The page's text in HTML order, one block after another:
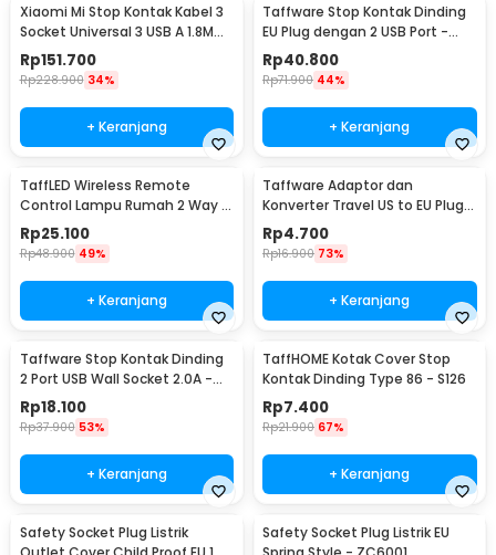
Xiaomi Mi Stop Kontak Kabel 3
Socket Universal 3 USB A 1.8M
250V 2500W - XMCXB01QMN
(ORIGINAL)
Rp151.700
Rp228.900 34%
+ Keranjang
Taffware Stop Kontak Dinding
EU Plug dengan 2 USB Port -
SCN2
Rp40.800
Rp71.900 44%
+ Keranjang
TaffLED Wireless Remote
Control Lampu Rumah 2 Way -
YAM802
Rp25.100
Rp48.900 49%
+ Keranjang
Taffware Adaptor dan
Konverter Travel US to EU Plug
10A 250V 1 PCS - WN-20
Rp4.700
Rp16.900 73%
+ Keranjang
Taffware Stop Kontak Dinding
2 Port USB Wall Socket 2.0A -
ES-USB-2
Rp18.100
Rp37.900 53%
+ Keranjang
TaffHOME Kotak Cover Stop
Kontak Dinding Type 86 - S126
Rp7.400
Rp21.900 67%
+ Keranjang
Safety Socket Plug Listrik
Safety Socket Plug Listrik EU